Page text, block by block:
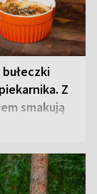
Z
smakują